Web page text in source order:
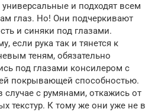
и подходят всем
глаз. Но! Они подчеркивают
и синяки под глазами.
если рука так и тянется к
теням, обязательно
под глазами консилером с
покрывающей способностью.
случае с румянами, откажись от
текстур. К тому же они уже не в